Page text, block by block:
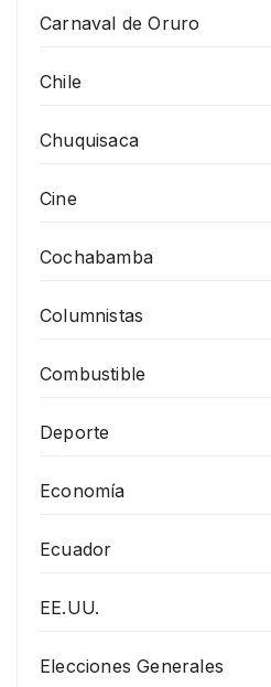
Carnaval de Oruro
Chile
Chuquisaca
Cine
Cochabamba
Columnistas
Combustible
Deporte
Economía
Ecuador
EE.UU.
Elecciones Generales